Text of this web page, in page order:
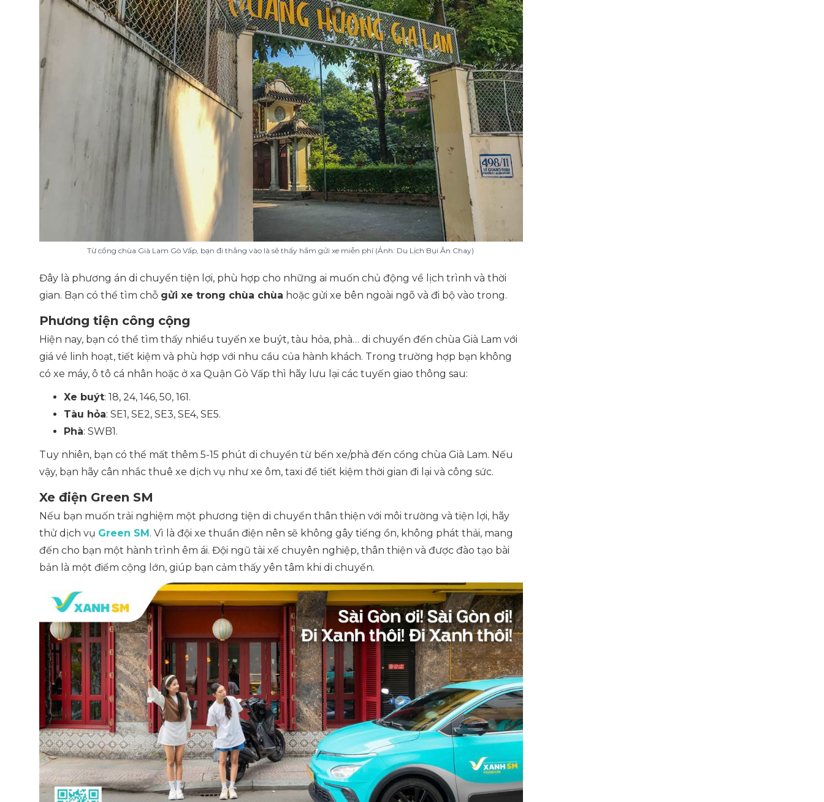
Từ cổng chùa Già Lam Gò Vấp, bạn đi thẳng vào là sẽ thấy hầm gửi xe miễn phí (Ảnh: Du Lịch Bụi Ăn Chay)
Đây là phương án di chuyển tiện lợi, phù hợp cho những ai muốn chủ động về lịch trình và thời
gian. Bạn có thể tìm chỗ gửi xe trong chùa chùa hoặc gửi xe bên ngoài ngõ và đi bộ vào trong.
Phương tiện công cộng
Hiện nay, bạn có thể tìm thấy nhiều tuyến xe buýt, tàu hỏa, phà… di chuyển đến chùa Già Lam với
giá vé linh hoạt, tiết kiệm và phù hợp với nhu cầu của hành khách. Trong trường hợp bạn không
có xe máy, ô tô cá nhân hoặc ở xa Quận Gò Vấp thì hãy lưu lại các tuyến giao thông sau:
Xe buýt: 18, 24, 146, 50, 161.
Tàu hỏa: SE1, SE2, SE3, SE4, SE5.
Phà: SWB1.
Tuy nhiên, bạn có thể mất thêm 5-15 phút di chuyển từ bến xe/phà đến cổng chùa Già Lam. Nếu
vậy, bạn hãy cân nhắc thuê xe dịch vụ như xe ôm, taxi để tiết kiệm thời gian đi lại và công sức.
Xe điện Green SM
Nếu bạn muốn trải nghiệm một phương tiện di chuyển thân thiện với môi trường và tiện lợi, hãy
thử dịch vụ Green SM. Vì là đội xe thuần điện nên sẽ không gây tiếng ồn, không phát thải, mang
đến cho bạn một hành trình êm ái. Đội ngũ tài xế chuyên nghiệp, thân thiện và được đào tạo bài
bản là một điểm cộng lớn, giúp bạn cảm thấy yên tâm khi di chuyển.